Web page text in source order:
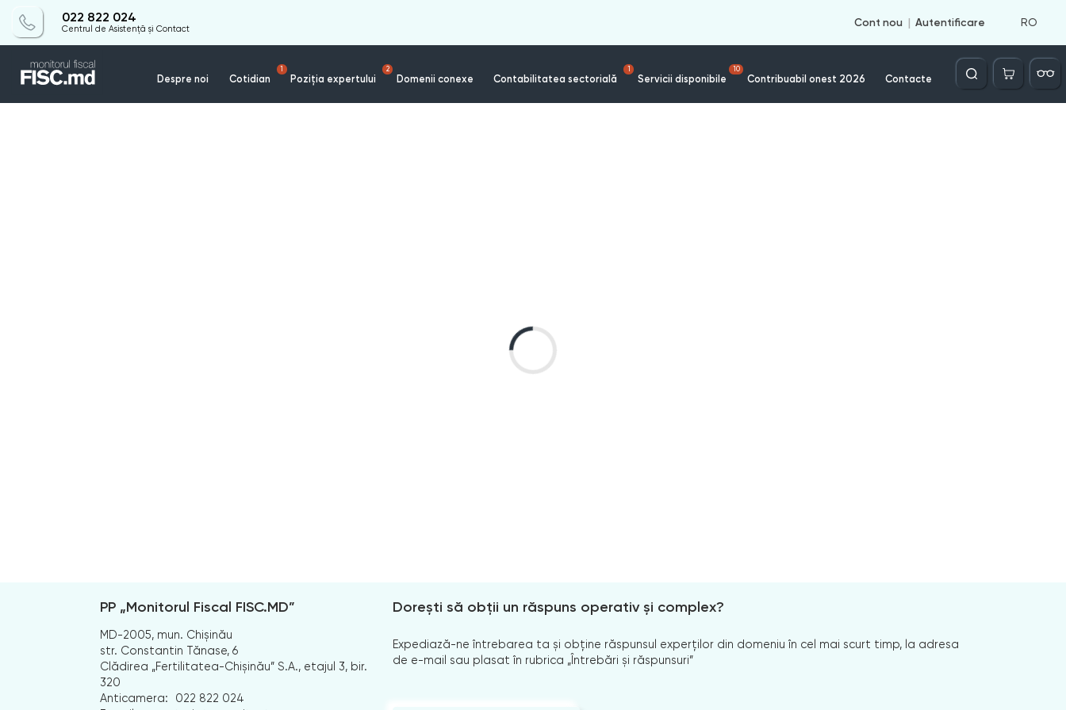
022 822 024
Centrul de Asistență și Contact
Cont nou Autentificare RO
Despre noi Cotidian
1
Poziția expertului
2
Domenii conexe Contabilitatea sectorială
1
Servicii disponibile
10
Contribuabil onest 2026 Contacte
Căutare
PP „Monitorul Fiscal FISC.MD”
MD-2005, mun. Chișinău
str. Constantin Tănase, 6
Clădirea „Fertilitatea-Chișinău” S.A., etajul 3, bir.
320
Anticamera:
022 822 024
Dorești să obții un răspuns operativ și complex?
Expediază-ne întrebarea ta și obține răspunsul experților din domeniu în cel mai scurt timp, la adresa
de e-mail sau plasat în rubrica „Întrebări și răspunsuri”